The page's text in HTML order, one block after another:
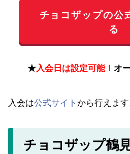
チョコザップの公
る
★入会日は設定可能！ オ
入会は公式サイト から行えます
チョコザップ鶴